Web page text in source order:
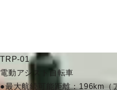
TRP-01
電動アシスト自転車
●最大航続可能距離：196km（